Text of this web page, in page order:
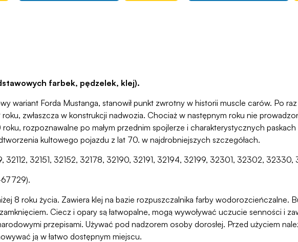
farbek, pędzelek, klej).
wariant Forda Mustanga, stanowił punkt zwrotny w historii muscle carów. Po
zwłaszcza w konstrukcji nadwozia. Chociaż w następnym roku nie
rozpoznawalne po małym przednim spojlerze i charakterystycznych
kultowego pojazdu z lat 70. w najdrobniejszych szczegółach.
32112, 32151, 32152, 32178, 32190, 32191, 32194, 32199, 32301, 32302,
67729).
8 roku życia. Zawiera klej na bazie rozpuszczalnika farby wodorozcieńczalne.
Ciecz i opary są łatwopalne, mogą wywoływać uczucie senności i
przepisami. Używać pod nadzorem osoby dorosłej. Przed użyciem
ją w łatwo dostępnym miejscu.